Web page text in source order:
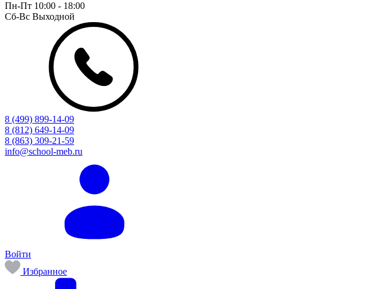
Пн-Пт 10:00 - 18:00
Сб-Вс Выходной
8 (499) 899-14-09
8 (812) 649-14-09
8 (863) 309-21-59
info@school-meb.ru
Войти
Избранное